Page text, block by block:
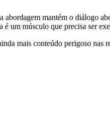
mantém o diálogo
é um músculo que precisa ser
mais conteúdo perigoso